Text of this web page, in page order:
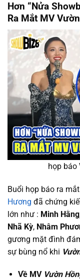
Hơn “Nửa
Ra Mắt MV
họp báo
Buổi họp báo ra
Hương đã chứng
lớn như : Minh
Nhã Kỳ, Nhâm
gương mặt đình
sự bùng nổ khi
Về MV Vườn